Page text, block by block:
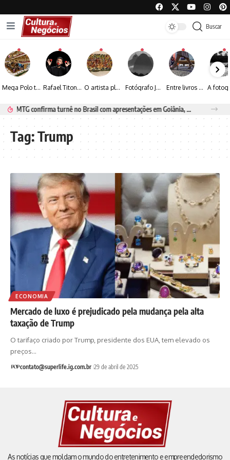
Buscar
Mega Polo transforma lançamento de coleção em plataforma nacional de negócios e projeta crescimento de mais de 15% Rafael Titonelly leva magia e acolhimento a crianças em tratamento oncológico em Juiz de Fora O artista plástico Jorge Luiz transforma sustentabilidade e criatividade em arte contemporânea Fotógrafo José Roberto apresenta um olhar sensível sobre arquitetura, formas e luz na fotografia Entre livros e fotografia autoral, Sebastião Reis consolida uma trajetória marcada pelo olhar artístico
DJ MTG confirma turnê no Brasil com apresentações em Goiânia, Porto Seguro e Rio de Janeiro
Tag:Trump
ECONOMIA
Mercado de luxo é prejudicado pela mudança pela alta
taxação de Trump
O tarifaço criado por Trump, presidente dos EUA, tem elevado os
preços…
contato@superlife.ig.com.br 29 de abril de 2025
As notícias que moldam o mundo do entretenimento e empreendedorismo